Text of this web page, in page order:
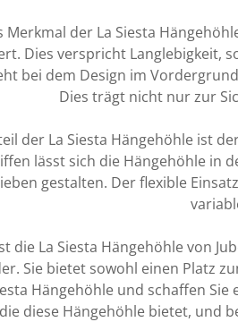
Merkmal der La Siesta
Dies verspricht Langlebigkeit,
bei dem Design im
Dies trägt nicht nur zur
der La Siesta Hängehöhle ist
lässt sich die Hängehöhle in
gestalten. Der flexible
die La Siesta Hängehöhle von
Sie bietet sowohl einen Platz
Hängehöhle und schaffen
diese Hängehöhle bietet, und